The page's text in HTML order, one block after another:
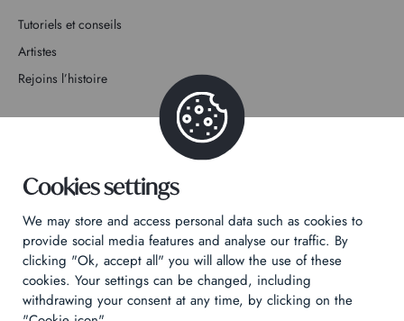
Tutoriels et conseils
Artistes
Rejoins l’histoire
Politique de confidentialité
Mentions légales
Technical & Legal informations
Cookies settings
We may store and access personal data such as cookies to
provide social media features and analyse our traffic. By
clicking "Ok, accept all" you will allow the use of these
cookies. Your settings can be changed, including
withdrawing your consent at any time, by clicking on the